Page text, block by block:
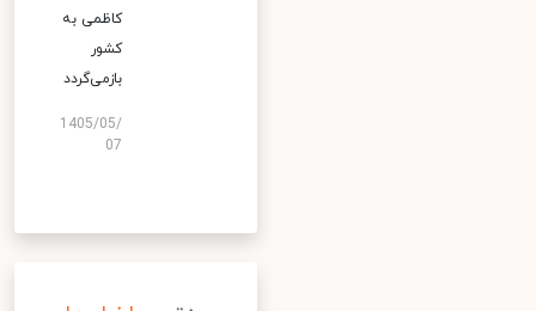
کاظمی به
کشور
بازمی‌گردد
1405/05/
07